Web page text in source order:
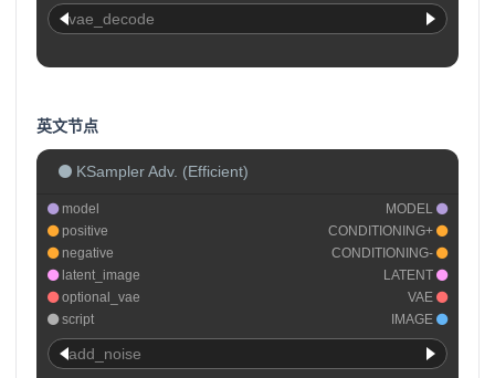
vae_decode
英文节点
KSampler Adv. (Efficient)
model
positive
negative
latent_image
optional_vae
script
MODEL
CONDITIONING+
CONDITIONING-
LATENT
VAE
IMAGE
add_noise